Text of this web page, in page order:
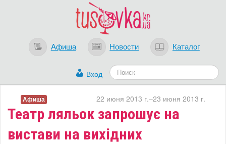
Афиша Новости Каталог
Вход
Театр ляльок запрошує на
вистави на вихідних
22 июня 2013 г.–23 июня 2013 г.
Афиша